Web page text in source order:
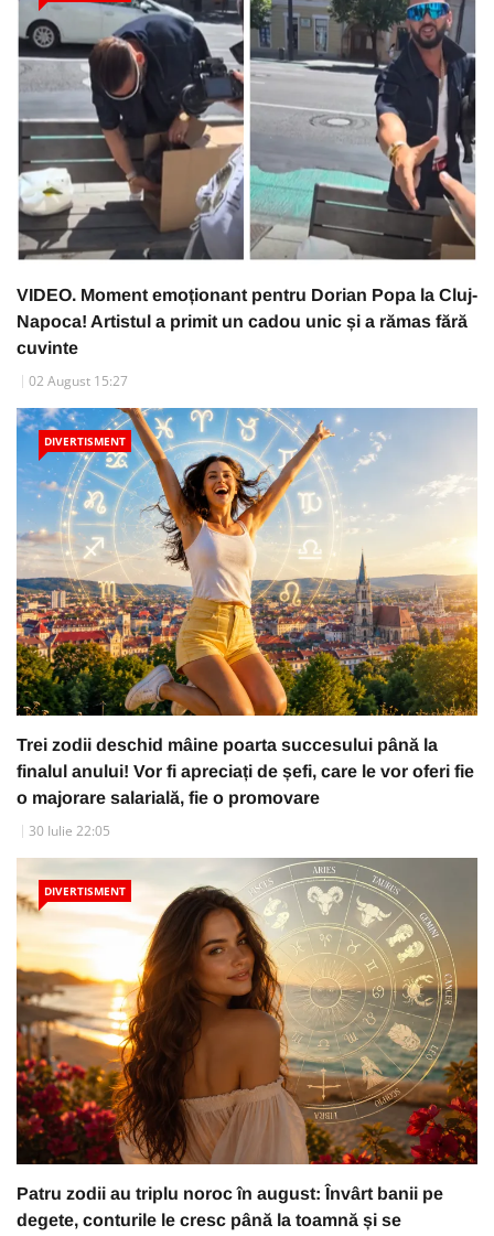
VIDEO. Moment emoționant pentru Dorian Popa la Cluj-
Napoca! Artistul a primit un cadou unic și a rămas fără
cuvinte
02 August 15:27
DIVERTISMENT
Trei zodii deschid mâine poarta succesului până la
finalul anului! Vor fi apreciați de șefi, care le vor oferi fie
o majorare salarială, fie o promovare
30 Iulie 22:05
DIVERTISMENT
Patru zodii au triplu noroc în august: Învârt banii pe
degete, conturile le cresc până la toamnă și se